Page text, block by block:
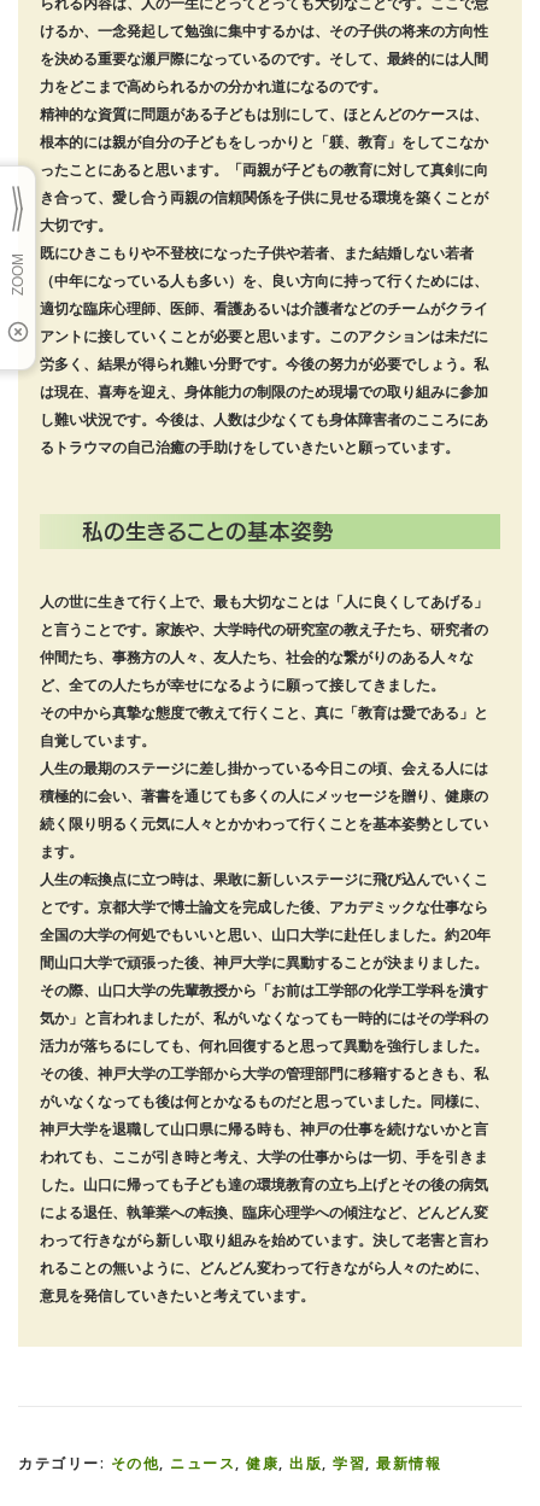
けるか、一念発起して勉強に集中するかは、その子供の将来の方向性
を決める重要な瀬戸際になっているのです。そして、最終的には人間
力をどこまで高められるかの分かれ道になるのです。
精神的な資質に問題がある子どもは別にして、ほとんどのケースは、
根本的には親が自分の子どもをしっかりと「躾、教育」をしてこなか
ったことにあると思います。「両親が子どもの教育に対して真剣に向
き合って、愛し合う両親の信頼関係を子供に見せる環境を築くことが
大切です。
既にひきこもりや不登校になった子供や若者、また結婚しない若者
（中年になっている人も多い）を、良い方向に持って行くためには、
適切な臨床心理師、医師、看護あるいは介護者などのチームがクライ
アントに接していくことが必要と思います。このアクションは未だに
労多く、結果が得られ難い分野です。今後の努力が必要でしょう。私
は現在、喜寿を迎え、身体能力の制限のため現場での取り組みに参加
し難い状況です。今後は、人数は少なくても身体障害者のこころにあ
るトラウマの自己治癒の手助けをしていきたいと願っています。
私の生きることの基本姿勢
人の世に生きて行く上で、最も大切なことは「人に良くしてあげる」
と言うことです。家族や、大学時代の研究室の教え子たち、研究者の
仲間たち、事務方の人々、友人たち、社会的な繋がりのある人々な
ど、全ての人たちが幸せになるように願って接してきました。
その中から真摯な態度で教えて行くこと、真に「教育は愛である」と
自覚しています。
人生の最期のステージに差し掛かっている今日この頃、会える人には
積極的に会い、著書を通じても多くの人にメッセージを贈り、健康の
続く限り明るく元気に人々とかかわって行くことを基本姿勢としてい
ます。
人生の転換点に立つ時は、果敢に新しいステージに飛び込んでいくこ
とです。京都大学で博士論文を完成した後、アカデミックな仕事なら
全国の大学の何処でもいいと思い、山口大学に赴任しました。約20年
間山口大学で頑張った後、神戸大学に異動することが決まりました。
その際、山口大学の先輩教授から「お前は工学部の化学工学科を潰す
気か」と言われましたが、私がいなくなっても一時的にはその学科の
活力が落ちるにしても、何れ回復すると思って異動を強行しました。
その後、神戸大学の工学部から大学の管理部門に移籍するときも、私
がいなくなっても後は何とかなるものだと思っていました。同様に、
神戸大学を退職して山口県に帰る時も、神戸の仕事を続けないかと言
われても、ここが引き時と考え、大学の仕事からは一切、手を引きま
した。山口に帰っても子ども達の環境教育の立ち上げとその後の病気
による退任、執筆業への転換、臨床心理学への傾注など、どんどん変
わって行きながら新しい取り組みを始めています。決して老害と言わ
れることの無いように、どんどん変わって行きながら人々のために、
意見を発信していきたいと考えています。
カテゴリー: その他, ニュース, 健康, 出版, 学習, 最新情報